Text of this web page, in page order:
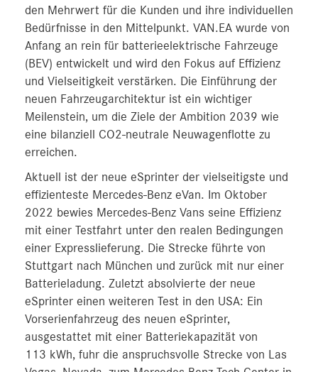
den Mehrwert für die Kunden und ihre individuellen
Bedürfnisse in den Mittelpunkt. VAN.EA wurde von
Anfang an rein für batterieelektrische Fahrzeuge
(BEV) entwickelt und wird den Fokus auf Effizienz
und Vielseitigkeit verstärken. Die Einführung der
neuen Fahrzeugarchitektur ist ein wichtiger
Meilenstein, um die Ziele der Ambition 2039 wie
eine bilanziell CO2-neutrale Neuwagenflotte zu
erreichen.
Aktuell ist der neue eSprinter der vielseitigste und
effizienteste Mercedes‑Benz eVan. Im Oktober
2022 bewies Mercedes‑Benz Vans seine Effizienz
mit einer Testfahrt unter den realen Bedingungen
einer Expresslieferung. Die Strecke führte von
Stuttgart nach München und zurück mit nur einer
Batterieladung. Zuletzt absolvierte der neue
eSprinter einen weiteren Test in den USA: Ein
Vorserienfahrzeug des neuen eSprinter,
ausgestattet mit einer Batteriekapazität von
113 kWh, fuhr die anspruchsvolle Strecke von Las